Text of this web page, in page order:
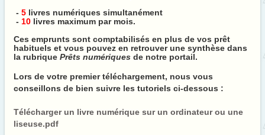
- 5 livres numériques simultanément
- 10 livres maximum par mois.
Ces emprunts sont comptabilisés en plus de vos prêt
habituels et vous pouvez en retrouver une synthèse dans
la rubrique Prêts numériques de notre portail.
Lors de votre premier téléchargement, nous vous
conseillons de bien suivre les tutoriels ci-dessous :
Télécharger un livre numérique sur un ordinateur ou une
liseuse.pdf